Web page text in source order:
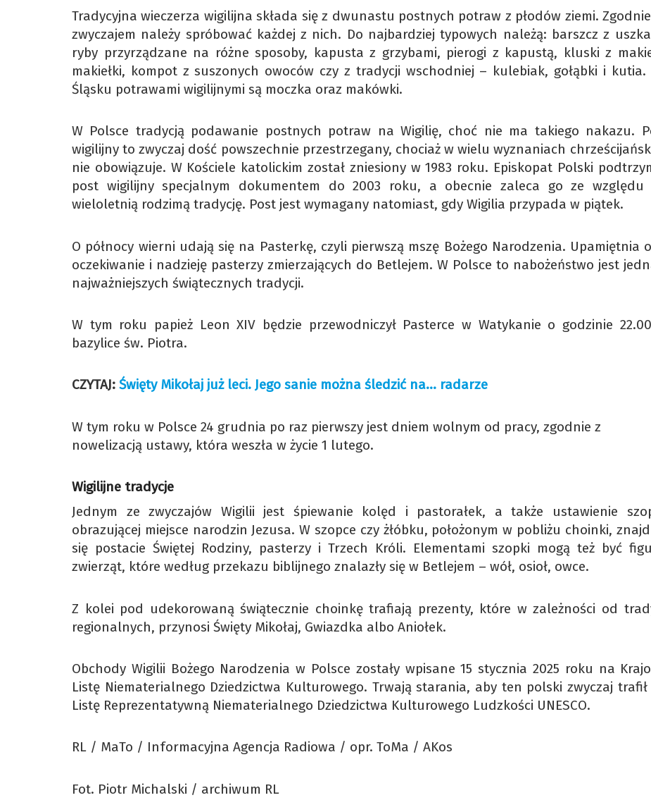
Tradycyjna wieczerza wigilijna składa się z dwunastu postnych potraw z płodów ziemi.
zwyczajem należy spróbować każdej z nich. Do najbardziej typowych należą: barszcz z
ryby przyrządzane na różne sposoby, kapusta z grzybami, pierogi z kapustą, kluski z
makiełki, kompot z suszonych owoców czy z tradycji wschodniej – kulebiak, gołąbki i kutia.
Śląsku potrawami wigilijnymi są moczka oraz makówki.
W Polsce tradycją podawanie postnych potraw na Wigilię, choć nie ma takiego nakazu.
wigilijny to zwyczaj dość powszechnie przestrzegany, chociaż w wielu wyznaniach
nie obowiązuje. W Kościele katolickim został zniesiony w 1983 roku. Episkopat Polski
post wigilijny specjalnym dokumentem do 2003 roku, a obecnie zaleca go ze względu
wieloletnią rodzimą tradycję. Post jest wymagany natomiast, gdy Wigilia przypada w piątek.
O północy wierni udają się na Pasterkę, czyli pierwszą mszę Bożego Narodzenia. Upamiętnia
oczekiwanie i nadzieję pasterzy zmierzających do Betlejem. W Polsce to nabożeństwo jest
najważniejszych świątecznych tradycji.
W tym roku papież Leon XIV będzie przewodniczył Pasterce w Watykanie o godzinie
bazylice św. Piotra.
CZYTAJ: Święty Mikołaj już leci. Jego sanie można śledzić na… radarze
W tym roku w Polsce 24 grudnia po raz pierwszy jest dniem wolnym od pracy, zgodnie z
nowelizacją ustawy, która weszła w życie 1 lutego.
Wigilijne tradycje
Jednym ze zwyczajów Wigilii jest śpiewanie kolęd i pastorałek, a także ustawienie
obrazującej miejsce narodzin Jezusa. W szopce czy żłóbku, położonym w pobliżu choinki,
się postacie Świętej Rodziny, pasterzy i Trzech Króli. Elementami szopki mogą też być
zwierząt, które według przekazu biblijnego znalazły się w Betlejem – wół, osioł, owce.
Z kolei pod udekorowaną świątecznie choinkę trafiają prezenty, które w zależności od
regionalnych, przynosi Święty Mikołaj, Gwiazdka albo Aniołek.
Obchody Wigilii Bożego Narodzenia w Polsce zostały wpisane 15 stycznia 2025 roku na
Listę Niematerialnego Dziedzictwa Kulturowego. Trwają starania, aby ten polski zwyczaj
Listę Reprezentatywną Niematerialnego Dziedzictwa Kulturowego Ludzkości UNESCO.
RL / MaTo / Informacyjna Agencja Radiowa / opr. ToMa / AKos
Fot. Piotr Michalski / archiwum RL